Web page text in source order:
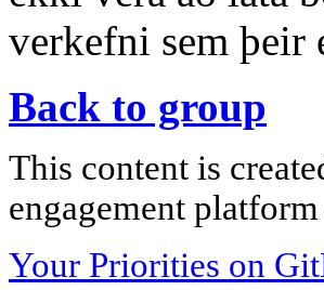
verkefni sem þeir
Back to group
This content is
engagement
Your Priorities on